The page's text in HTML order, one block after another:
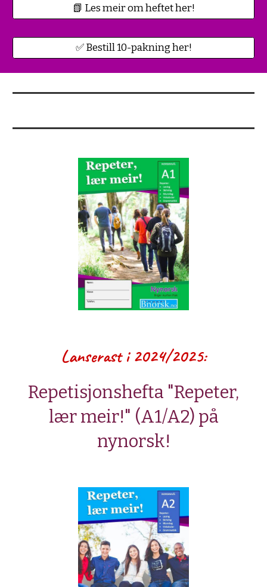
📗 Les meir om heftet her!
✅ Bestill 10-pakning her!
Lanserast i 2024/2025:
Repetisjonshefta "Repeter,
lær meir!" (A1/A2) på
nynorsk!